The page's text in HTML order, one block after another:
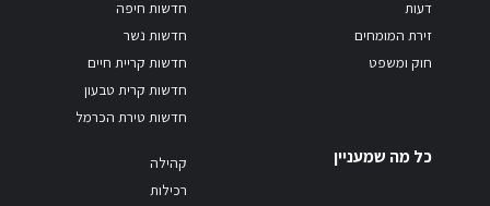
דעות
זירת המומחים
חוק ומשפט
חדשות חיפה
חדשות נשר
חדשות קריית חיים
חדשות קרית טבעון
חדשות טירת הכרמל
כל מה שמעניין
קהילה
רכילות